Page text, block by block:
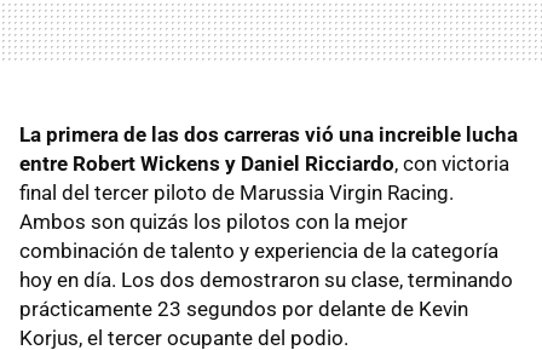
La primera de las dos carreras vió una increible lucha
entre Robert Wickens y Daniel Ricciardo, con victoria
final del tercer piloto de Marussia Virgin Racing.
Ambos son quizás los pilotos con la mejor
combinación de talento y experiencia de la categoría
hoy en día. Los dos demostraron su clase, terminando
prácticamente 23 segundos por delante de Kevin
Korjus, el tercer ocupante del podio.